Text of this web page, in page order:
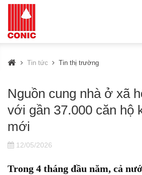
Tin tức Tin thị trường
Nguồn cung nhà ở xã
với gần 37.000 căn hộ
mới
12/05/2026
Trong 4 tháng đầu năm, cả